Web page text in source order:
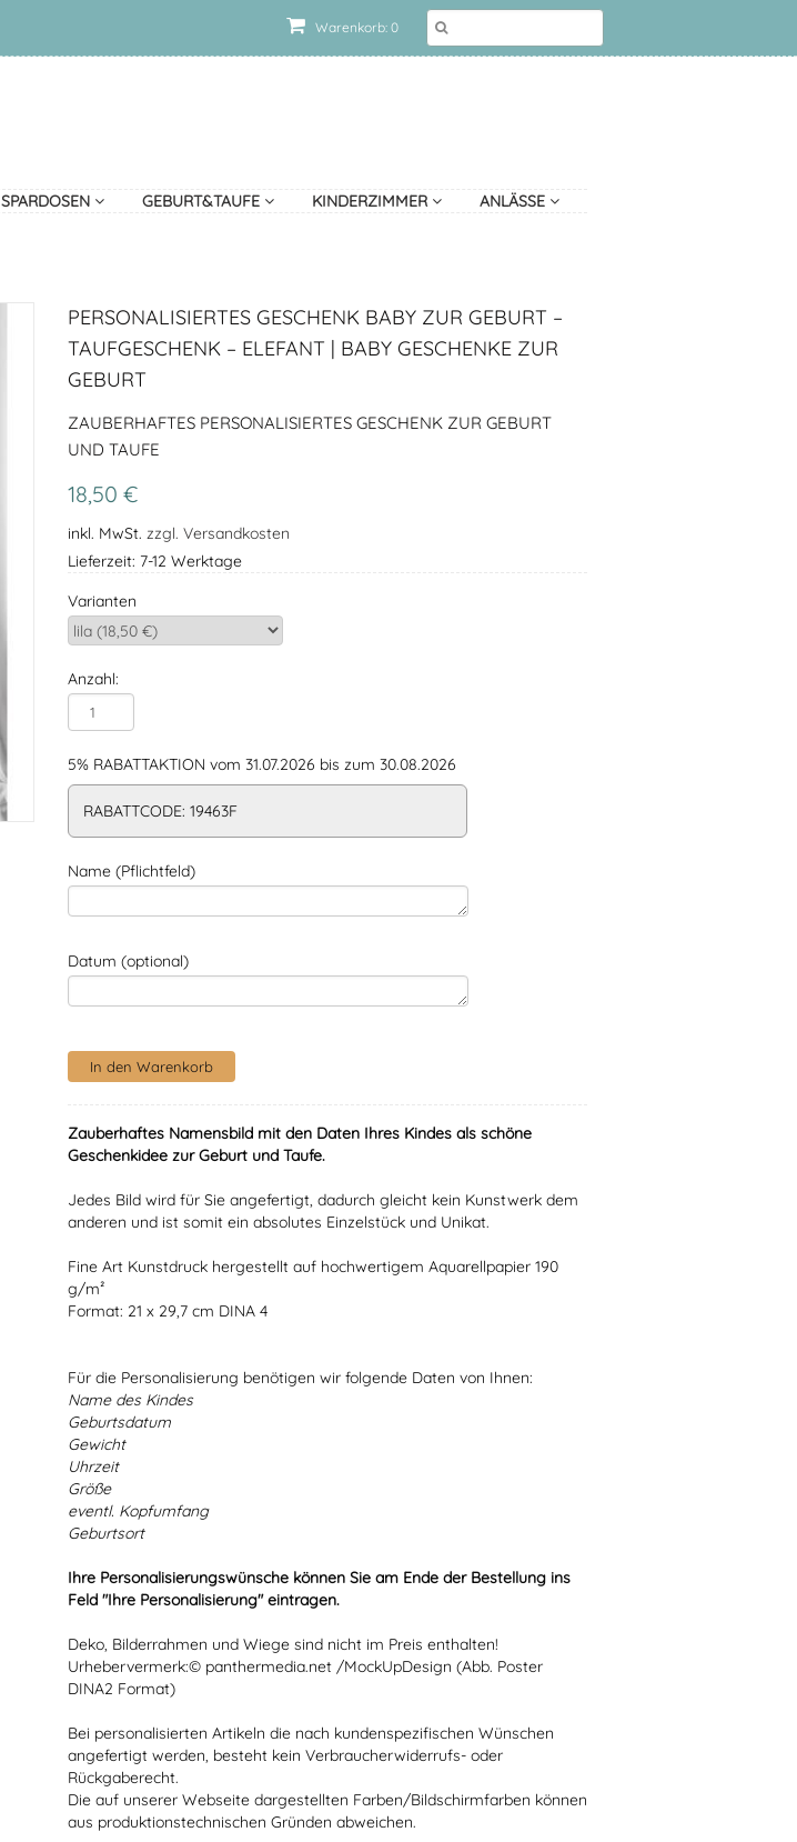
Warenkorb: 0
SPARDOSEN GEBURT&TAUFE KINDERZIMMER ANLÄSSE
PERSONALISIERTES GESCHENK BABY ZUR GEBURT –
TAUFGESCHENK – ELEFANT | BABY GESCHENKE ZUR
GEBURT
ZAUBERHAFTES PERSONALISIERTES GESCHENK ZUR GEBURT
UND TAUFE
18,50 €
inkl. MwSt. zzgl. Versandkosten
Lieferzeit: 7-12 Werktage
Varianten
Anzahl:
5% RABATTAKTION vom 31.07.2026 bis zum 30.08.2026
RABATTCODE: 19463F
Name (Pflichtfeld)
Datum (optional)
Zauberhaftes Namensbild mit den Daten Ihres Kindes als schöne
Geschenkidee zur Geburt und Taufe.
Jedes Bild wird für Sie angefertigt, dadurch gleicht kein Kunstwerk dem
anderen und ist somit ein absolutes Einzelstück und Unikat.
Fine Art Kunstdruck hergestellt auf hochwertigem Aquarellpapier 190
g/m²
Format: 21 x 29,7 cm DINA 4
Für die Personalisierung benötigen wir folgende Daten von Ihnen:
Name des Kindes
Geburtsdatum
Gewicht
Uhrzeit
Größe
eventl. Kopfumfang
Geburtsort
Ihre Personalisierungswünsche können Sie am Ende der Bestellung ins
Feld "Ihre Personalisierung" eintragen.
Deko, Bilderrahmen und Wiege sind nicht im Preis enthalten!
Urhebervermerk:© panthermedia.net /MockUpDesign (Abb. Poster
DINA2 Format)
Bei personalisierten Artikeln die nach kundenspezifischen Wünschen
angefertigt werden, besteht kein Verbraucherwiderrufs- oder
Rückgaberecht.
Die auf unserer Webseite dargestellten Farben/Bildschirmfarben können
aus produktionstechnischen Gründen abweichen.